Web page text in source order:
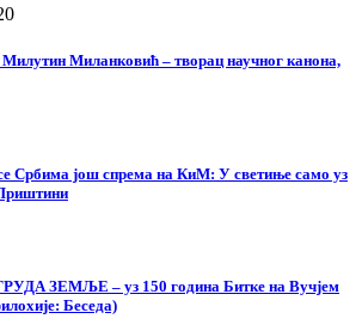
Миланковић – творац научног канона,
Србима још спрема на КиМ: У светиње само уз
ЗЕМЉЕ – уз 150 година Битке на Вучјем
Беседа)